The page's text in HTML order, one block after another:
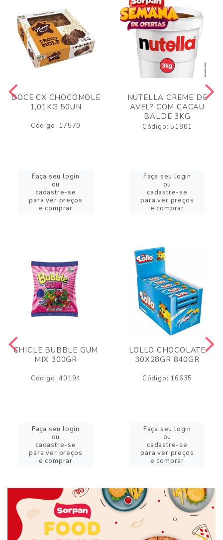
DOCE CX CHOCOMOLE
1,01KG 50UN
Código: 17570
Faça seu login
ou
cadastre-se
para ver preços
e comprar
NUTELLA CREME DE
AVEL? COM CACAU
BALDE 3KG
Código: 51801
Faça seu login
ou
cadastre-se
para ver preços
e comprar
CHICLE BUBBLE GUM
MIX 300GR
Código: 40194
Faça seu login
ou
cadastre-se
para ver preços
e comprar
LOLLO CHOCOLATE
30X28GR 840GR
Código: 16635
Faça seu login
ou
cadastre-se
para ver preços
e comprar